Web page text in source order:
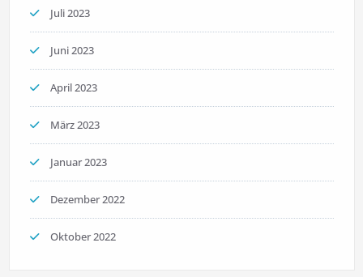
Juli 2023
Juni 2023
April 2023
März 2023
Januar 2023
Dezember 2022
Oktober 2022